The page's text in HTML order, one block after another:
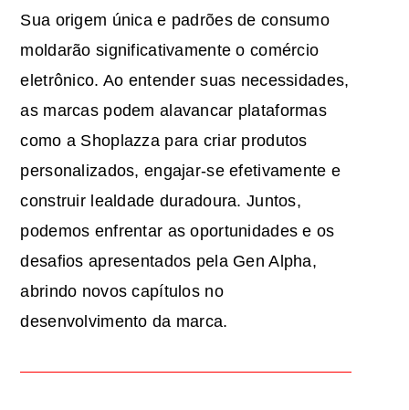
Sua origem única e padrões de consumo
moldarão significativamente o comércio
eletrônico. Ao entender suas necessidades,
as marcas podem alavancar plataformas
como a Shoplazza para criar produtos
personalizados, engajar-se efetivamente e
construir lealdade duradoura. Juntos,
podemos enfrentar as oportunidades e os
desafios apresentados pela Gen Alpha,
abrindo novos capítulos no
desenvolvimento da marca.